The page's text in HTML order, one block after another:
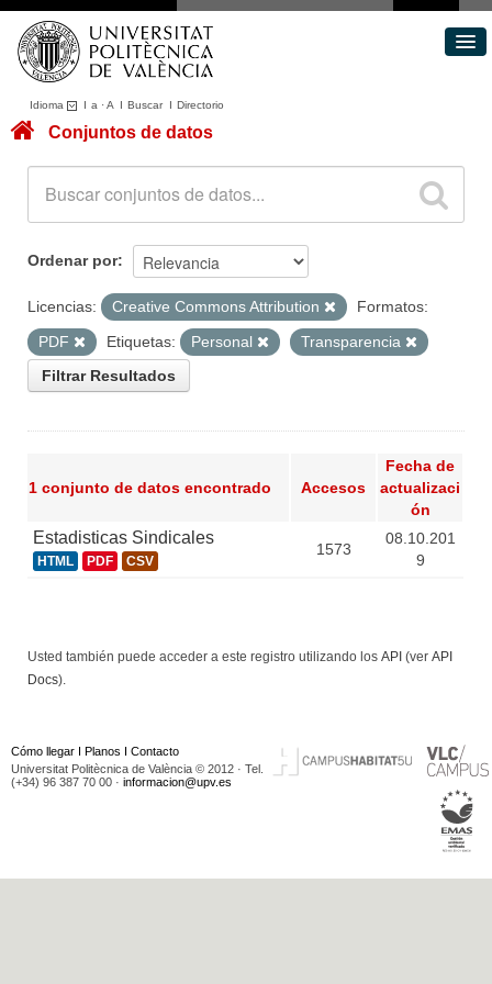
Idioma I a ·A I BuscarI Directorio
Conjuntos de datos
Acerca de
Portal de Transparencia
Conjuntos de datos
Ordenar por
Licencias: Creative Commons Attribution
Formatos:
PDF
Etiquetas: Personal
Transparencia
Filtrar Resultados
1 conjunto de datos encontrado Accesos
Fecha de
actualizaci
ón
Estadisticas Sindicales
HTML PDF CSV
1573
08.10.201
9
Usted también puede acceder a este registro utilizando los API (ver API
Docs).
Cómo llegar I Planos I Contacto
Universitat Politècnica de València © 2012 · Tel.
(+34) 96 387 70 00 · informacion@upv.es